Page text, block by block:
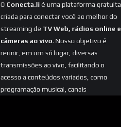
O Conecta.li é uma plataforma gratuita
criada para conectar você ao melhor do
streaming de TV Web, rádios online e
câmeras ao vivo. Nosso objetivo é
reunir, em um só lugar, diversas
transmissões ao vivo, facilitando o
acesso a conteúdos variados, como
programação musical, canais